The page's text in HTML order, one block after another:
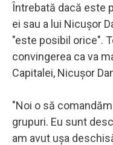
Întrebată dacă este
ei sau a lui Nicuşor
"este posibil orice".
convingerea ca va
Capitalei, Nicuşor
"Noi o să
grupuri. Eu sunt
am avut uşa